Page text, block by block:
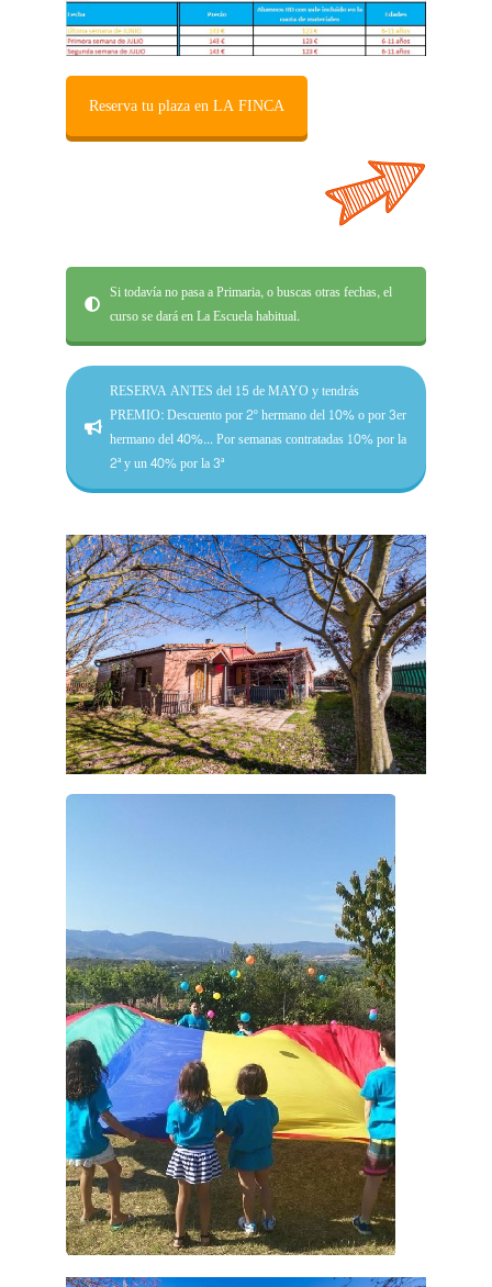
Reserva tu plaza en LA FINCA
Si todavía no pasa a Primaria, o buscas otras fechas, el
curso se dará en La Escuela habitual.
RESERVA ANTES del 15 de MAYO y tendrás
PREMIO: Descuento por 2º hermano del 10% o por 3er
hermano del 40%... Por semanas contratadas 10% por la
2ª y un 40% por la 3ª